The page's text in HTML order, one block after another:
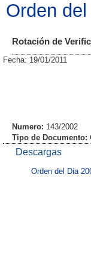
Orden
Rotación de
Fecha: 19/01/2011
Numero: 143/2002
Tipo de Documento:
Descargas
Orden del Dia